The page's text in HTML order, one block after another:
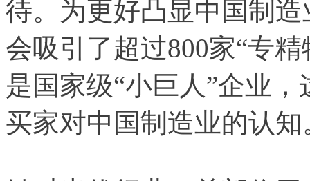
待。为更好凸显中国制
会吸引了超过800家“专
是国家级“小巨人”企业
买家对中国制造业的认知